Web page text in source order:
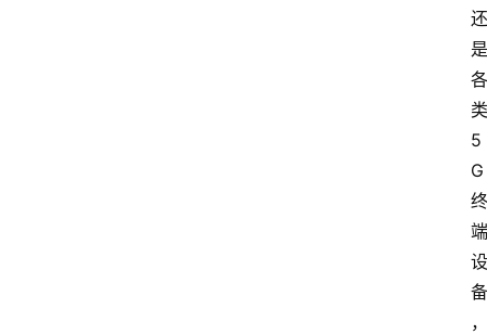
还
是
各
类
5
G
终
端
设
备
，